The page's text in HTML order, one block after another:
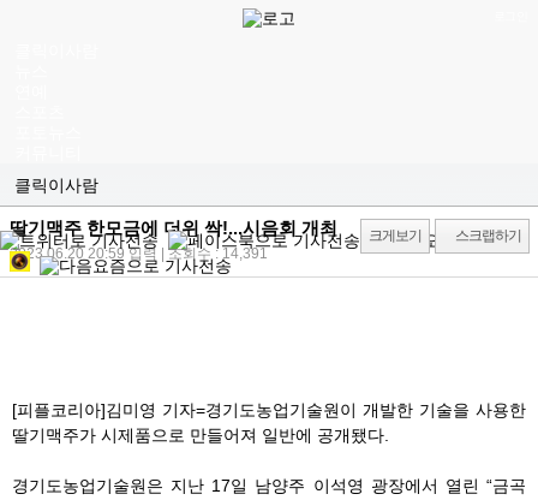
클릭이사람
딸기맥주 한모금에 더위 싹!...시음회 개최
2023.06.20 20:59 입력 | 조회수 : 14,391
크게보기 스크랩하기
[피플코리아]김미영 기자=경기도농업기술원이 개발한 기술을 사용한
딸기맥주가 시제품으로 만들어져 일반에 공개됐다.
경기도농업기술원은 지난 17일 남양주 이석영 광장에서 열린 “금곡